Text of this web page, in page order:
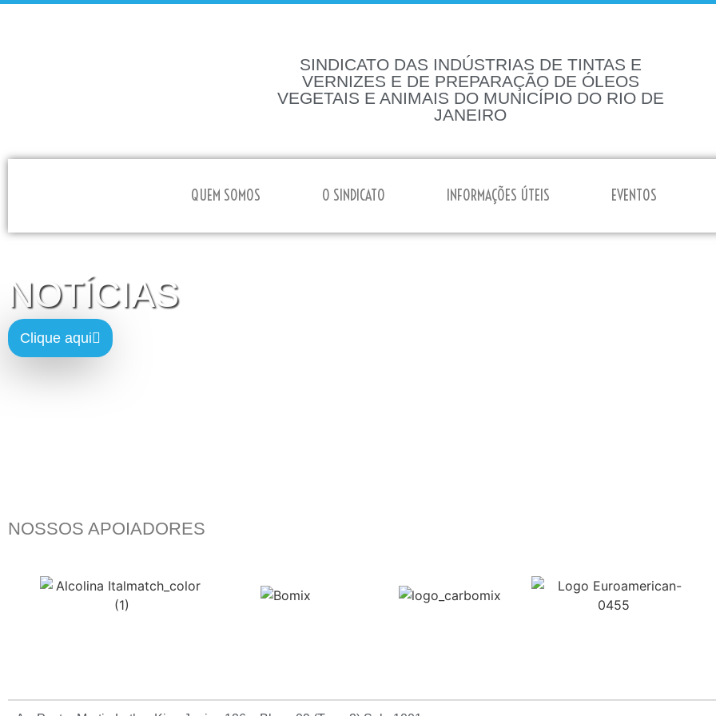
SINDICATO DAS INDÚSTRIAS DE TINTAS E
VERNIZES E DE PREPARAÇÃO DE ÓLEOS
VEGETAIS E ANIMAIS DO MUNICÍPIO DO RIO DE
JANEIRO
QUEM SOMOS O SINDICATO INFORMAÇÕES ÚTEIS EVENTOS
NOTÍCIAS
Clique aqui
NOSSOS APOIADORES